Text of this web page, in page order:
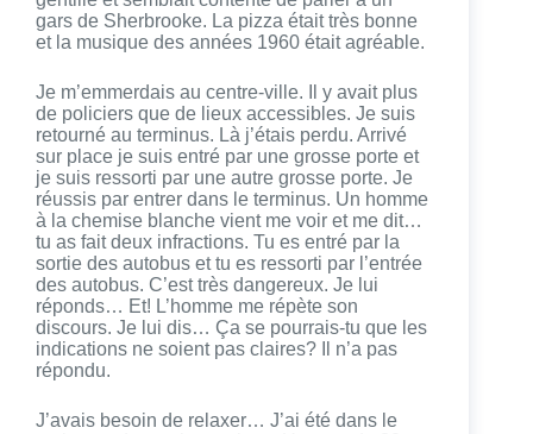
gars de Sherbrooke. La pizza était très bonne
et la musique des années 1960 était agréable.
Je m’emmerdais au centre-ville. Il y avait plus
de policiers que de lieux accessibles. Je suis
retourné au terminus. Là j’étais perdu. Arrivé
sur place je suis entré par une grosse porte et
je suis ressorti par une autre grosse porte. Je
réussis par entrer dans le terminus. Un homme
à la chemise blanche vient me voir et me dit…
tu as fait deux infractions. Tu es entré par la
sortie des autobus et tu es ressorti par l’entrée
des autobus. C’est très dangereux. Je lui
réponds… Et! L’homme me répète son
discours. Je lui dis… Ça se pourrais-tu que les
indications ne soient pas claires? Il n’a pas
répondu.
J’avais besoin de relaxer… J’ai été dans le